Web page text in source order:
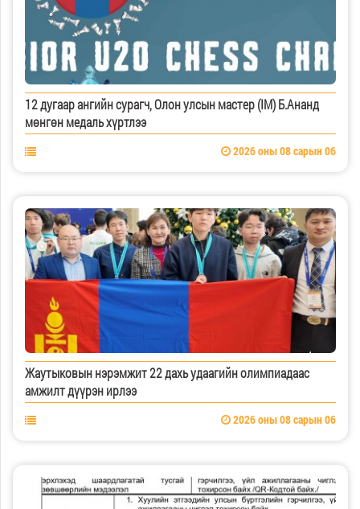
12 дугаар ангийн сурагч, Олон улсын мастер (IM) Б.Ананд
мөнгөн медаль хүртлээ
2026 оны 08 сарын 06
Жаутыковын нэрэмжит 22 дахь удаагийн олимпиадаас
амжилт дүүрэн ирлээ
2026 оны 08 сарын 06